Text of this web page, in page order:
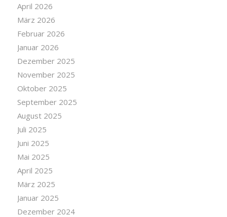
April 2026
März 2026
Februar 2026
Januar 2026
Dezember 2025
November 2025
Oktober 2025
September 2025
August 2025
Juli 2025
Juni 2025
Mai 2025
April 2025
März 2025
Januar 2025
Dezember 2024